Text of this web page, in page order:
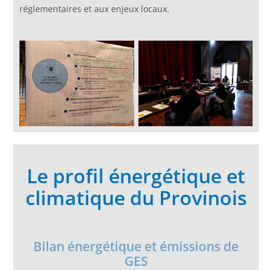
réglementaires et aux enjeux locaux.
Le profil énergétique et
climatique du Provinois
Bilan énergétique et émissions de
GES